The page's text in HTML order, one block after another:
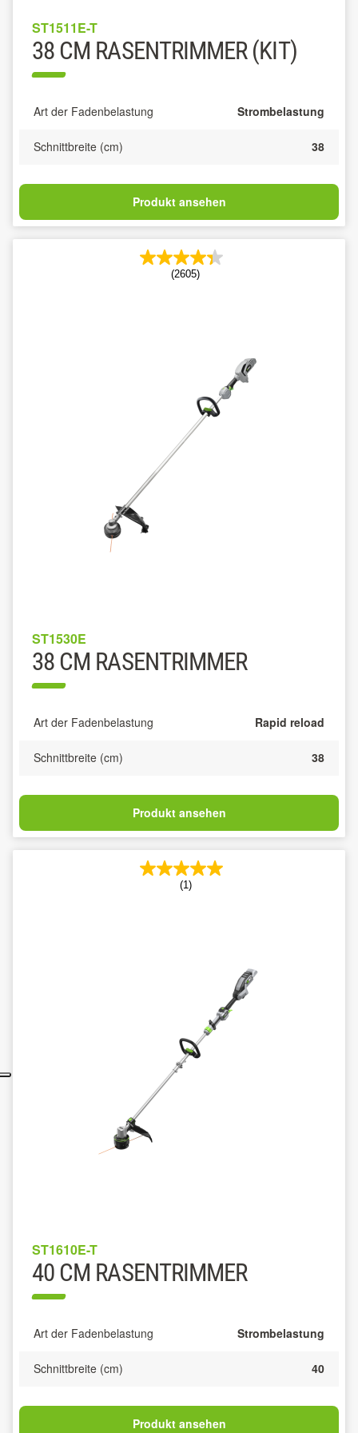
ST1511E-T
38 CM RASENTRIMMER (KIT)
Art der Fadenbelastung Strombelastung
Schnittbreite (cm) 38
Produkt ansehen
(2605)
ST1530E
38 CM RASENTRIMMER
Art der Fadenbelastung Rapid reload
Schnittbreite (cm) 38
Produkt ansehen
(1)
ST1610E-T
40 CM RASENTRIMMER
Art der Fadenbelastung Strombelastung
Schnittbreite (cm) 40
Produkt ansehen